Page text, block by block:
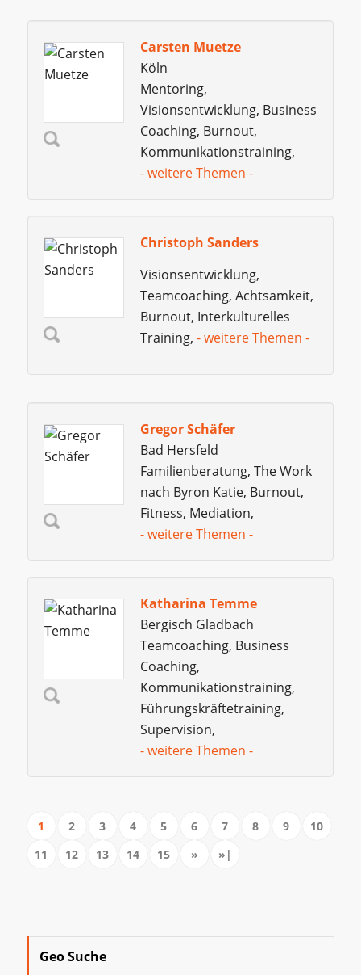
Carsten Muetze
Köln
Mentoring,
Visionsentwicklung, Business
Coaching, Burnout,
Kommunikationstraining,
- weitere Themen -
Christoph Sanders
Visionsentwicklung,
Teamcoaching, Achtsamkeit,
Burnout, Interkulturelles
Training, - weitere Themen -
Gregor Schäfer
Bad Hersfeld
Familienberatung, The Work
nach Byron Katie, Burnout,
Fitness, Mediation,
- weitere Themen -
Katharina Temme
Bergisch Gladbach
Teamcoaching, Business
Coaching,
Kommunikationstraining,
Führungskräftetraining,
Supervision,
- weitere Themen -
1 2 3 4 5 6 7 8 9
10
11
12 13 14 15 » »|
Geo Suche